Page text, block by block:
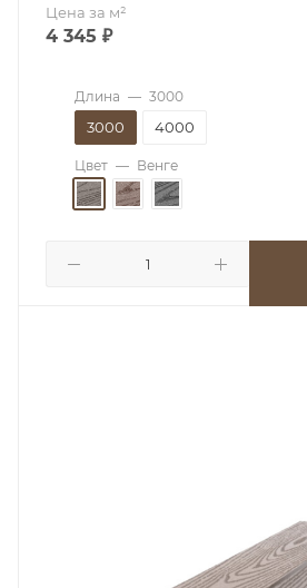
Цена за м²
4 345 ₽
Длина — 3000
3000 4000
Цвет — Венге